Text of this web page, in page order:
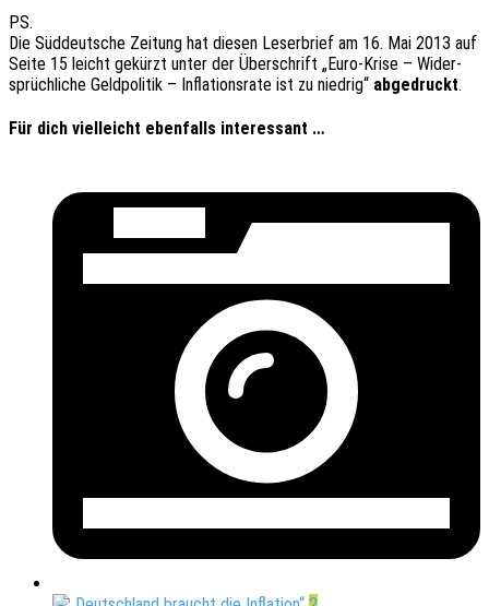
PS.
Die Süddeut­sche Zeitung hat diesen Leser­brief am 16. Mai 2013 auf
Seite 15 leicht gekürzt unter der Über­schrift „Euro-Krise – Wider­
sprüch­li­che Geld­po­li­tik – Infla­ti­ons­ra­te ist zu nied­rig“ abge­druckt.
Für dich vielleicht ebenfalls interessant …